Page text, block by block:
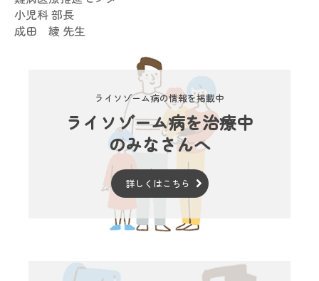
小児科 部長
成田 綾 先生
ライソゾーム病の情報を掲載中
ライソゾーム病を治療中
のみなさんへ
詳しくはこちら